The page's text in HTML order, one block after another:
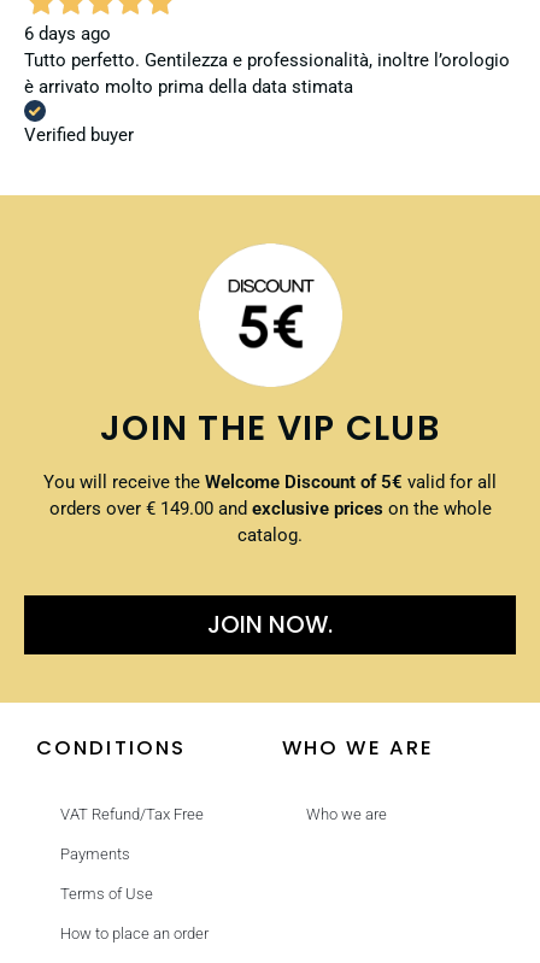
6 days ago
Tutto perfetto. Gentilezza e professionalità, inoltre l’orologio
è arrivato molto prima della data stimata
Verified buyer
JOIN THE VIP CLUB
You will receive the Welcome Discount of 5€ valid for all
orders over € 149.00 and exclusive prices on the whole
catalog.
JOIN NOW.
CONDITIONS
VAT Refund/Tax Free
Payments
Terms of Use
How to place an order
WHO WE ARE
Who we are